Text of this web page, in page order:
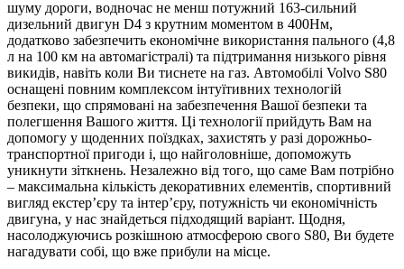
шуму дороги, водночас не менш потужний 163-сильний
дизельний двигун D4 з крутним моментом в 400Нм,
додатково забезпечить економічне використання пального (4,8
л на 100 км на автомагістралі) та підтримання низького рівня
викидів, навіть коли Ви тиснете на газ. Автомобілі Volvo S80
оснащені повним комплексом інтуїтивних технологій
безпеки, що спрямовані на забезпечення Вашої безпеки та
полегшення Вашого життя. Ці технології прийдуть Вам на
допомогу у щоденних поїздках, захистять у разі дорожньо-
транспортної пригоди і, що найголовніше, допоможуть
уникнути зіткнень. Незалежно від того, що саме Вам потрібно
– максимальна кількість декоративних елементів, спортивний
вигляд екстер’єру та інтер’єру, потужність чи економічність
двигуна, у нас знайдеться підходящий варіант. Щодня,
насолоджуючись розкішною атмосферою свого S80, Ви будете
нагадувати собі, що вже прибули на місце.